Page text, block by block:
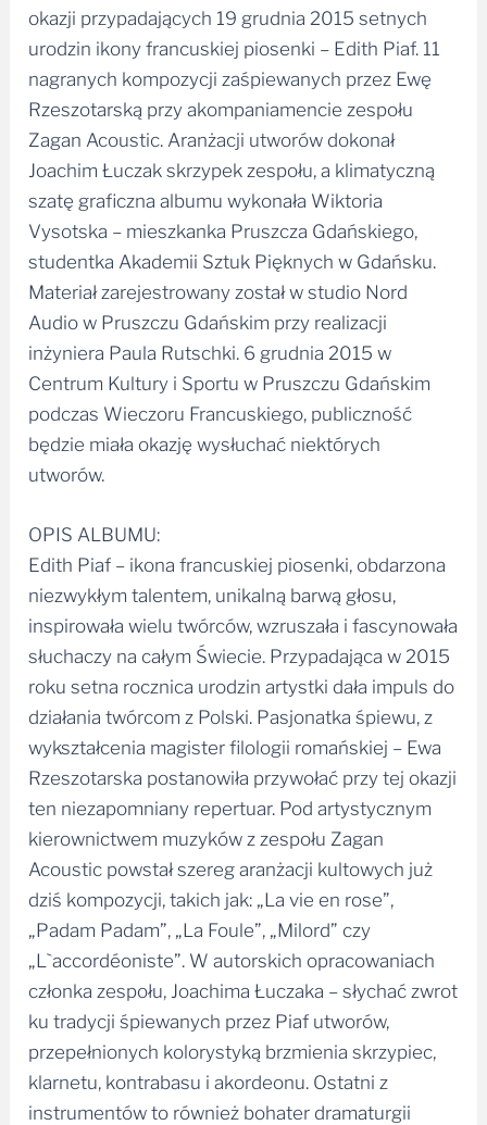
okazji przypadających 19 grudnia 2015 setnych
urodzin ikony francuskiej piosenki – Edith Piaf. 11
nagranych kompozycji zaśpiewanych przez Ewę
Rzeszotarską przy akompaniamencie zespołu
Zagan Acoustic. Aranżacji utworów dokonał
Joachim Łuczak skrzypek zespołu, a klimatyczną
szatę graficzna albumu wykonała Wiktoria
Vysotska – mieszkanka Pruszcza Gdańskiego,
studentka Akademii Sztuk Pięknych w Gdańsku.
Materiał zarejestrowany został w studio Nord
Audio w Pruszczu Gdańskim przy realizacji
inżyniera Paula Rutschki. 6 grudnia 2015 w
Centrum Kultury i Sportu w Pruszczu Gdańskim
podczas Wieczoru Francuskiego, publiczność
będzie miała okazję wysłuchać niektórych
utworów.
OPIS ALBUMU:
Edith Piaf – ikona francuskiej piosenki, obdarzona
niezwykłym talentem, unikalną barwą głosu,
inspirowała wielu twórców, wzruszała i fascynowała
słuchaczy na całym Świecie. Przypadająca w 2015
roku setna rocznica urodzin artystki dała impuls do
działania twórcom z Polski. Pasjonatka śpiewu, z
wykształcenia magister filologii romańskiej – Ewa
Rzeszotarska postanowiła przywołać przy tej okazji
ten niezapomniany repertuar. Pod artystycznym
kierownictwem muzyków z zespołu Zagan
Acoustic powstał szereg aranżacji kultowych już
dziś kompozycji, takich jak: „La vie en rose”,
„Padam Padam”, „La Foule”, „Milord” czy
„L`accordéoniste”. W autorskich opracowaniach
członka zespołu, Joachima Łuczaka – słychać zwrot
ku tradycji śpiewanych przez Piaf utworów,
przepełnionych kolorystyką brzmienia skrzypiec,
klarnetu, kontrabasu i akordeonu. Ostatni z
instrumentów to również bohater dramaturgii